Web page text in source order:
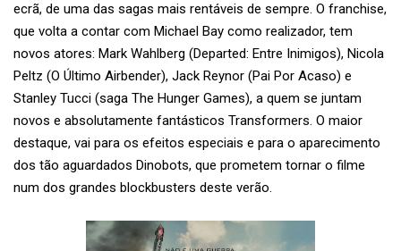
ecrã, de uma das sagas mais rentáveis de sempre. O franchise,
que volta a contar com Michael Bay como realizador, tem
novos atores: Mark Wahlberg (Departed: Entre Inimigos), Nicola
Peltz (O Último Airbender), Jack Reynor (Pai Por Acaso) e
Stanley Tucci (saga The Hunger Games), a quem se juntam
novos e absolutamente fantásticos Transformers. O maior
destaque, vai para os efeitos especiais e para o aparecimento
dos tão aguardados Dinobots, que prometem tornar o filme
num dos grandes blockbusters deste verão.